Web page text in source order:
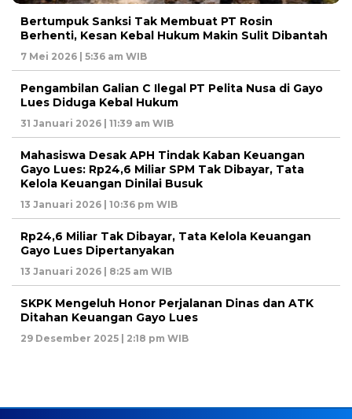
Bertumpuk Sanksi Tak Membuat PT Rosin
Berhenti, Kesan Kebal Hukum Makin Sulit Dibantah
7 Mei 2026 | 5:36 am WIB
Pengambilan Galian C Ilegal PT Pelita Nusa di Gayo
Lues Diduga Kebal Hukum
31 Januari 2026 | 11:39 am WIB
Mahasiswa Desak APH Tindak Kaban Keuangan
Gayo Lues: Rp24,6 Miliar SPM Tak Dibayar, Tata
Kelola Keuangan Dinilai Busuk
13 Januari 2026 | 10:36 pm WIB
Rp24,6 Miliar Tak Dibayar, Tata Kelola Keuangan
Gayo Lues Dipertanyakan
13 Januari 2026 | 8:25 am WIB
SKPK Mengeluh Honor Perjalanan Dinas dan ATK
Ditahan Keuangan Gayo Lues
29 Desember 2025 | 2:18 pm WIB